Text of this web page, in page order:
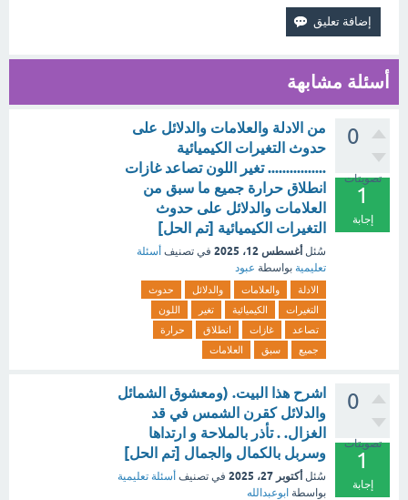
أسئلة مشابهة
0
تصويتات
1
إجابة
من الادلة والعلامات والدلائل على
حدوث التغيرات الكيميائية
................ تغير اللون تصاعد غازات
انطلاق حرارة جميع ما سبق من
العلامات والدلائل على حدوث
التغيرات الكيميائية [تم الحل]
سُئل أغسطس 12، 2025 في تصنيف أسئلة
تعليمية بواسطة عبود
الادلة والعلامات والدلائل
حدوث
التغيرات
الكيميائية تغير
اللون
تصاعد
غازات انطلاق
حرارة
جميع
سبق العلامات
0
تصويتات
1
إجابة
اشرح هذا البيت. (ومعشوق الشمائل
والدلائل كقرن الشمس في قد
الغزال. . تأذر بالملاحة و ارتداها
وسربل بالكمال والجمال [تم الحل]
سُئل أكتوبر 27، 2025 في تصنيف أسئلة تعليمية
بواسطة ابوعبدالله